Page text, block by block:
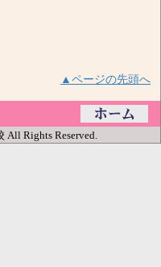
▲ページの先頭へ
All Rights Reserved.